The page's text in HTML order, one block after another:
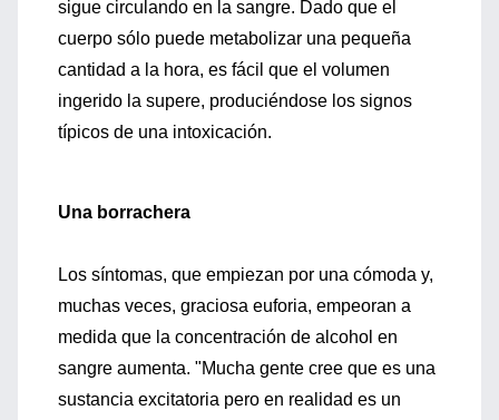
sigue circulando en la sangre. Dado que el
cuerpo sólo puede metabolizar una pequeña
cantidad a la hora, es fácil que el volumen
ingerido la supere, produciéndose los signos
típicos de una intoxicación.
Una borrachera
Los síntomas, que empiezan por una cómoda y,
muchas veces, graciosa euforia, empeoran a
medida que la concentración de alcohol en
sangre aumenta. "Mucha gente cree que es una
sustancia excitatoria pero en realidad es un